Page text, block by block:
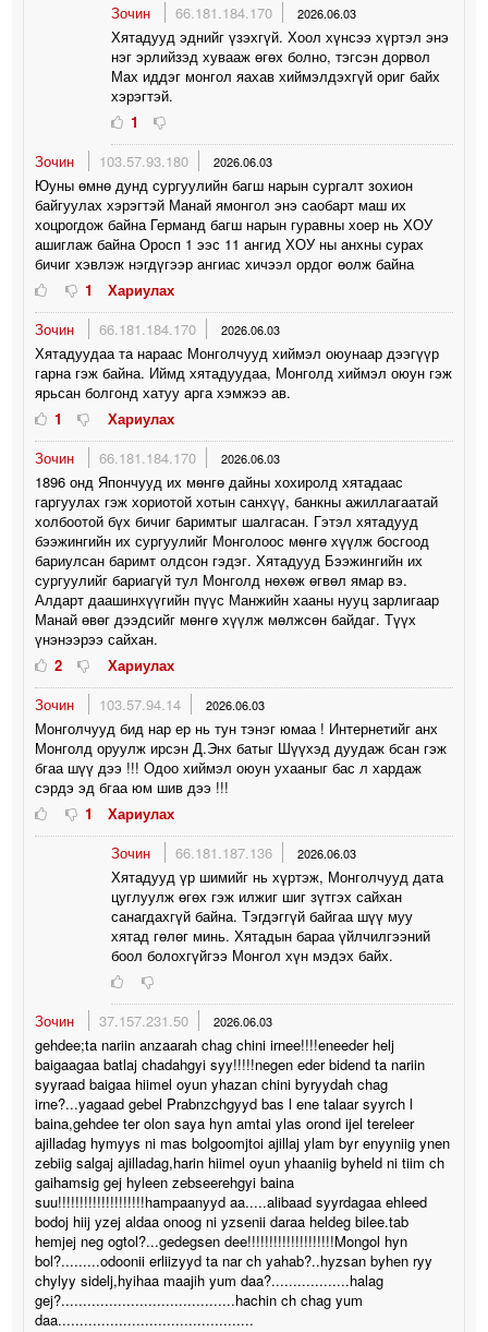
Зочин
66.181.184.170 2026.06.03
Хятадууд эднийг үзэхгүй. Хоол хүнсээ хүртэл энэ
нэг эрлийзэд хувааж өгөх болно, тэгсэн дорвол
Мах иддэг монгол яахав хиймэлдэхгүй ориг байх
хэрэгтэй.
1
Зочин
103.57.93.180 2026.06.03
Юуны өмнө дунд сургуулийн багш нарын сургалт зохион
байгуулах хэрэгтэй Манай ямонгол энэ саобарт маш их
хоцрогдож байна Германд багш нарын гуравны хоер нь ХОУ
ашиглаж байна Оросп 1 ээс 11 ангид ХОУ ны анхны сурах
бичиг хэвлэж нэгдүгээр ангиас хичээл ордог өолж байна
1
Хариулах
Зочин
66.181.184.170 2026.06.03
Хятадуудаа та нараас Монголчууд хиймэл оюунаар дээгүүр
гарна гэж байна. Иймд хятадуудаа, Монголд хиймэл оюун гэж
ярьсан болгонд хатуу арга хэмжээ ав.
1
Хариулах
Зочин
66.181.184.170 2026.06.03
1896 онд Япончууд их мөнгө дайны хохиролд хятадаас
гаргуулах гэж хориотой хотын санхүү, банкны ажиллагаатай
холбоотой бүх бичиг баримтыг шалгасан. Гэтэл хятадууд
бээжингийн их сургуулийг Монголоос мөнгө хүүлж босгоод
бариулсан баримт олдсон гэдэг. Хятадууд Бээжингийн их
сургуулийг бариагүй тул Монголд нөхөж өгвөл ямар вэ.
Алдарт даашинхүүгийн пүүс Манжийн хааны нууц зарлигаар
Манай өвөг дээдсийг мөнгө хүүлж мөлжсөн байдаг. Түүх
үнэнээрээ сайхан.
2
Хариулах
Зочин
103.57.94.14 2026.06.03
Монголчууд бид нар ер нь тун тэнэг юмаа ! Интернетийг анх
Монголд оруулж ирсэн Д.Энх батыг Шүүхэд дуудаж бсан гэж
бгаа шүү дээ !!! Одоо хиймэл оюун ухааныг бас л хардаж
сэрдэ эд бгаа юм шив дээ !!!
1
Хариулах
Зочин
66.181.187.136 2026.06.03
Хятадууд үр шимийг нь хүртэж, Монголчууд дата
цуглуулж өгөх гэж илжиг шиг зүтгэх сайхан
санагдахгүй байна. Тэгдэггүй байгаа шүү муу
хятад гөлөг минь. Хятадын бараа үйлчилгээний
боол болохгүйгээ Монгол хүн мэдэх байх.
Зочин 37.157.231.50 2026.06.03
gehdee;ta nariin anzaarah chag chini irnee!!!!eneeder helj
baigaagaa batlaj chadahgyi syy!!!!!negen eder bidend ta nariin
syyraad baigaa hiimel oyun yhazan chini byryydah chag
irne?...yagaad gebel Prabnzchgyyd bas l ene talaar syyrch l
baina,gehdee ter olon saya hyn amtai ylas orond ijel tereleer
ajilladag hymyys ni mas bolgoomjtoi ajillaj ylam byr enyyniig ynen
zebiig salgaj ajilladag,harin hiimel oyun yhaaniig byheld ni tiim ch
gaihamsig gej hyleen zebseerehgyi baina
suu!!!!!!!!!!!!!!!!!!!!hampaanyyd aa.....alibaad syyrdagaa ehleed
bodoj hiij yzej aldaa onoog ni yzsenii daraa heldeg bilee.tab
hemjej neg ogtol?...gedegsen dee!!!!!!!!!!!!!!!!!!!!Mongol hyn
bol?.........odoonii erliizyyd ta nar ch yahab?..hyzsan byhen ryy
chylyy sidelj,hyihaa maajih yum daa?..................halag
gej?........................................hachin ch chag yum
daa.............................................